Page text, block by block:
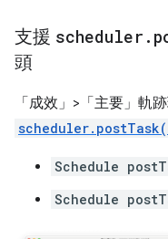
支援 scheduler .
頭
「成效」>「主要」 軌
Schedule
Schedule